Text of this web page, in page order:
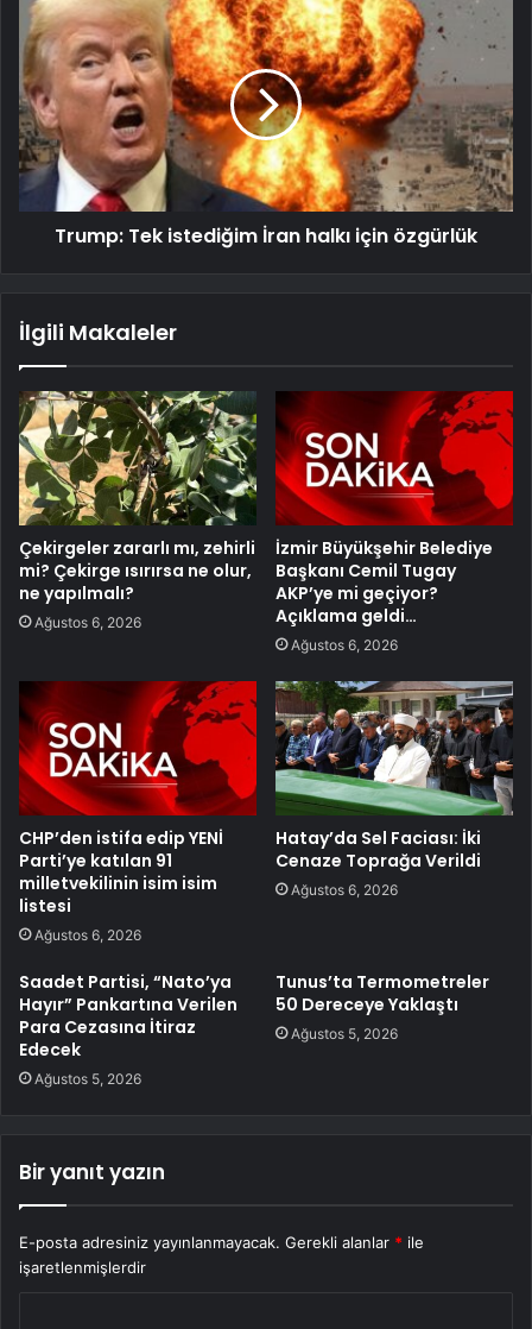
Trump: Tek istediğim İran halkı için özgürlük
İlgili Makaleler
Çekirgeler zararlı mı, zehirli
mi? Çekirge ısırırsa ne olur,
ne yapılmalı?
Ağustos 6, 2026
İzmir Büyükşehir Belediye
Başkanı Cemil Tugay
AKP’ye mi geçiyor?
Açıklama geldi…
Ağustos 6, 2026
CHP’den istifa edip YENİ
Parti’ye katılan 91
milletvekilinin isim isim
listesi
Ağustos 6, 2026
Hatay’da Sel Faciası: İki
Cenaze Toprağa Verildi
Ağustos 6, 2026
Saadet Partisi, “Nato’ya
Hayır” Pankartına Verilen
Para Cezasına İtiraz
Edecek
Ağustos 5, 2026
Tunus’ta Termometreler
50 Dereceye Yaklaştı
Ağustos 5, 2026
Bir yanıt yazın
E-posta adresiniz yayınlanmayacak. Gerekli alanlar * ile
işaretlenmişlerdir